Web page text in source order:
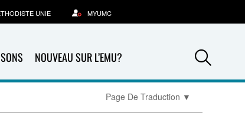
NOUVEAU SUR L’EMU?
UNIE MYUMC
Page De Traduction ▼